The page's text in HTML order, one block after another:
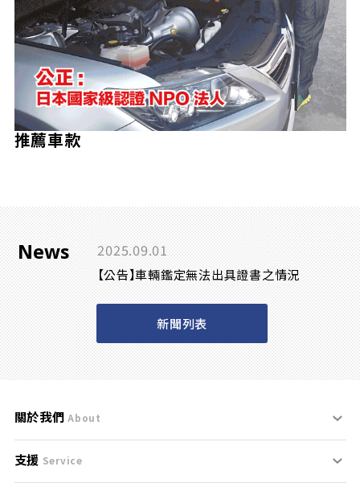
推薦車款
News 2025.09.01
【公告】車輛鑑定無法出具證書之情況
新聞列表
關於我們 About
刊登規範
支援 Service